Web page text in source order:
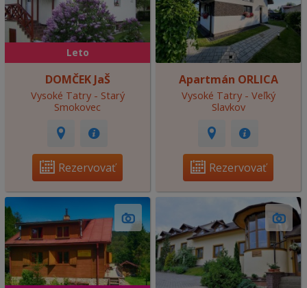
Leto
DOMČEK JaŠ
Vysoké Tatry - Starý
Smokovec
Rezervovať
Apartmán ORLICA
Vysoké Tatry - Veľký
Slavkov
Rezervovať